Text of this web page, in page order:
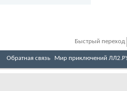
Быстрый переход
Обратная связь Мир приключений